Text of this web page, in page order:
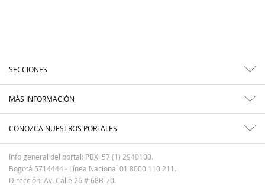
SECCIONES
MÁS INFORMACIÓN
CONOZCA NUESTROS PORTALES
Info general del portal: PBX: 57 (1) 2940100.
Bogotá 5714444 - Línea Nacional 01 8000 110 211.
Dirección: Av. Calle 26 # 68B-70.